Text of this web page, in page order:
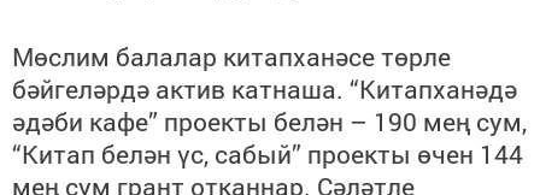
Мөслим балалар китапханәсе төрле
бәйгеләрдә актив катнаша. “Китапханәдә
әдәби кафе” проекты белән – 190 мең сум,
“Китап белән үс, сабый” проекты өчен 144
мең сум грант отканнар. Сәләтле